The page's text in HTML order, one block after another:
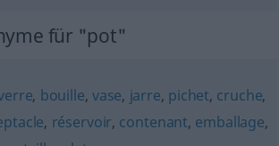
für "pot"
, bouille, vase, jarre, pichet, cruche,
, réservoir, contenant, emballage,